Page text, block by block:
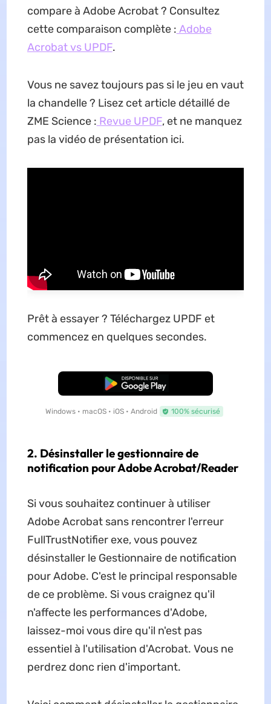
compare à Adobe Acrobat ? Consultez
cette comparaison complète : Adobe
Acrobat vs UPDF.
Vous ne savez toujours pas si le jeu en vaut
la chandelle ? Lisez cet article détaillé de
ZME Science : Revue UPDF, et ne manquez
pas la vidéo de présentation ici.
Prêt à essayer ? Téléchargez UPDF et
commencez en quelques secondes.
TÉLÉCHARGER
Windows • macOS • iOS • Android 100% sécurisé
2. Désinstaller le gestionnaire de
notification pour Adobe Acrobat/Reader
Si vous souhaitez continuer à utiliser
Adobe Acrobat sans rencontrer l'erreur
FullTrustNotifier exe, vous pouvez
désinstaller le Gestionnaire de notification
pour Adobe. C'est le principal responsable
de ce problème. Si vous craignez qu'il
n'affecte les performances d'Adobe,
laissez-moi vous dire qu'il n'est pas
essentiel à l'utilisation d'Acrobat. Vous ne
perdrez donc rien d'important.